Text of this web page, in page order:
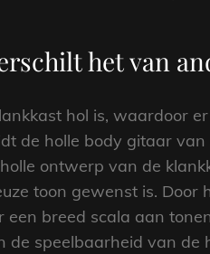
het van
hol is, waardoor
de holle body gitaar
ontwerp van de
toon gewenst is.
breed scala aan
de speelbaarheid van de